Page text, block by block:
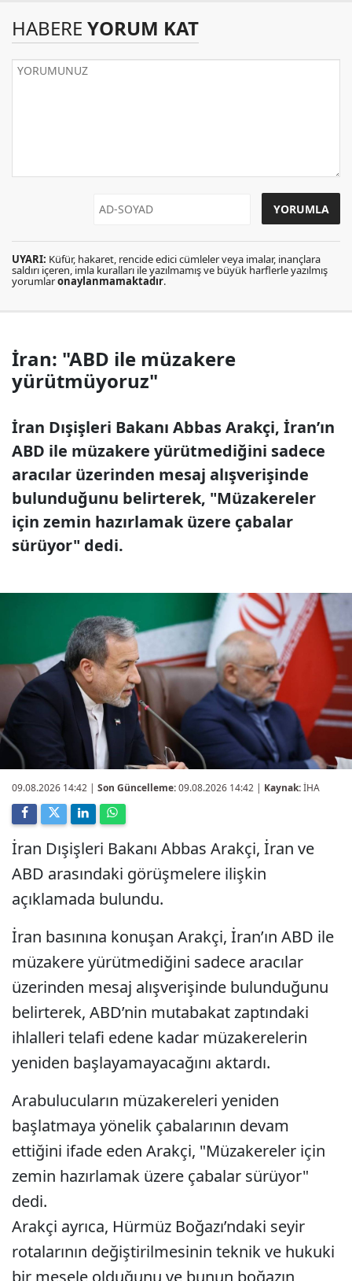
HABERE YORUM KAT
UYARI: Küfür, hakaret, rencide edici cümleler veya imalar, inançlara
saldırı içeren, imla kuralları ile yazılmamış ve büyük harflerle yazılmış
yorumlaronaylanmamaktadır.
İran: "ABD ile müzakere
yürütmüyoruz"
İran Dışişleri Bakanı Abbas Arakçi, İran’ın
ABD ile müzakere yürütmediğini sadece
aracılar üzerinden mesaj alışverişinde
bulunduğunu belirterek, "Müzakereler
için zemin hazırlamak üzere çabalar
sürüyor" dedi.
09.08.2026 14:42 | Son Güncelleme:09.08.2026 14:42 | Kaynak:İHA
İran Dışişleri Bakanı Abbas Arakçi, İran ve
ABD arasındaki görüşmelere ilişkin
açıklamada bulundu.
İran basınına konuşan Arakçi, İran’ın ABD ile
müzakere yürütmediğini sadece aracılar
üzerinden mesaj alışverişinde bulunduğunu
belirterek, ABD’nin mutabakat zaptındaki
ihlalleri telafi edene kadar müzakerelerin
yeniden başlayamayacağını aktardı.
Arabulucuların müzakereleri yeniden
başlatmaya yönelik çabalarının devam
ettiğini ifade eden Arakçi, "Müzakereler için
zemin hazırlamak üzere çabalar sürüyor"
dedi.
Arakçi ayrıca, Hürmüz Boğazı’ndaki seyir
rotalarının değiştirilmesinin teknik ve hukuki
bir mesele olduğunu ve bunun boğazın